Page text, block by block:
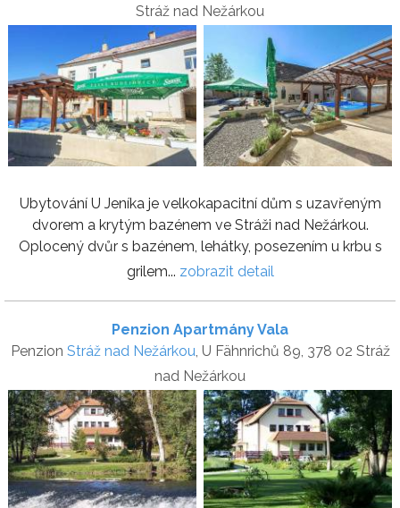
Stráž nad Nežárkou
Ubytování U Jeníka je velkokapacitní dům s uzavřeným
dvorem a krytým bazénem ve Stráži nad Nežárkou.
Oplocený dvůr s bazénem, lehátky, posezením u krbu s
grilem... zobrazit detail
Penzion Apartmány Vala
Penzion Stráž nad Nežárkou, U Fähnrichů 89, 378 02 Stráž
nad Nežárkou